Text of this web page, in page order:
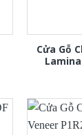
Cửa Gỗ